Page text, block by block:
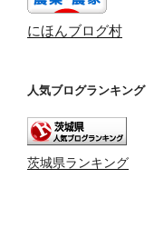
にほんブログ村
人気ブログランキング
茨城県ランキング